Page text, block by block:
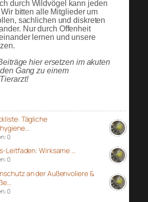
durch Wildvögel kann jeden
bitten alle Mitglieder um
sachlichen und diskreten
Nur durch Offenheit
lernen und unsere
hier ersetzen im akuten
Gang zu einem
Tägliche
0
Leitfaden: Wirksame …
0
an der Außenvoliere &
0